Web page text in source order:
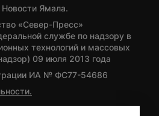
Ямала.
«Север-Пресс»
службе по надзору в
технологий и массовых
09 июля 2013 года
ИА № ФС77-54686